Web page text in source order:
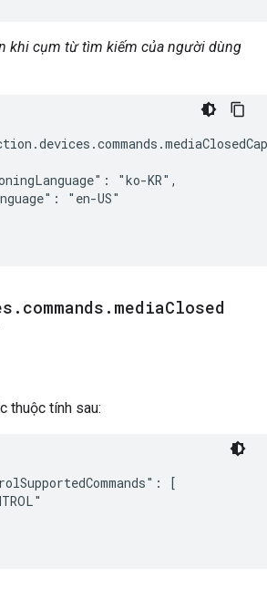
khi cụm từ tìm kiếm của người dùng
"ko-KR",
"en-US"
. commands . mediaClosed
thuộc tính sau:
[